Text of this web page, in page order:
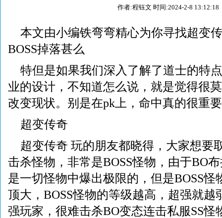
作者:程钰文 时间:2024-2-8 13:12:18
本文由小编铁弯弯精心为你寻找超变
BOSS掉落甚么
特但是如果我们深入了解了道士的特
业的设计，不知道怎么说，就是觉得很
改变现状。别是在pk上，命中真的很重
超变传奇
超变传奇 玩的朋友都晓得，大家想要
击杀怪物，非常是BOSS怪物，由于BO
是一切怪物中爆出极限的，但是BOSS怪
顶大，BOSS怪物的等级越高，超强就越
强玩家，很难击杀BO变态连击私服SS怪